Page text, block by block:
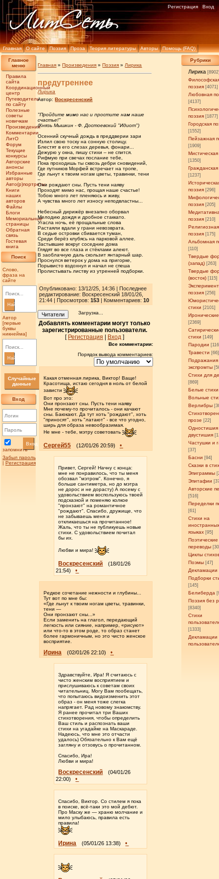
Главная О сайте Поэзия Проза Теория литературы Авторы Помощь (FAQ)
Регистрация Вход
Главное
меню
Правила
сайта
Координационный
центр
Путеводитель
по сайту
Полезные
советы
новичкам
Произведения
Комментарии
ЛитО
Форум
Текущие
конкурсы
Авторские
анонсы
Избранные
авторы
Авто(р)портреты
Книги
наших
авторов
Файлы
Блоги
Мемориальные
страницы
Обратная
связь
Гостевая
книга
Поиск
Слово,
фраза на
сайте
Найти
Автор
[первые
буквы
никнейма]
Найти
Случайные
данные
Вход
запомнить
Вход
Забыл пароль
| Регистрация
Рубрики
Лирика
поэзия [4071]
Любовная
[4137]
поэзия [1877]
Городская
[1552]
Пейзажная
[1909]
Мистическая
[1350]
Гражданская
[1237]
поэзия [296]
поэзия [205]
поэзия [210]
Религиозная
поэзия [175]
Альбомная
[110]
Твердые
(запад) [263]
Твердые
(восток) [115]
поэзия [256]
стихи [2101]
[2369]
стихи [149]
Пародии
Травести [66]
Подражания
экспромты
Стихи для
[869]
Белые стихи
Вольные
Верлибры
прозе [22]
Одностишия
двустишия
Частушки и
[37]
Басни [94]
Сказки в
Эпиграммы
Эпитафии
Авторские
[516]
Переделки
[61]
Стихи на
языках [95]
Поэтические
переводы
Циклы
Поэмы [47]
Декламации
Подборки
[145]
Белиберда
Поэзия без
[8340]
Стихи
[1333]
Декламации
Главная »Произведения »Поэзия » Лирика
предутреннее
Лирика
Автор:Воскресенский
"Пройдите мимо нас и простите нам наше
счастье!"
(Князь Мышкин - Ф. Достоевский "Идиот")
Осенний скучный дождь в преддверии зари
Излил свою тоску на сонную столицу.
Блестят в его слезах деревья, фонари...
Дежурю у окна, пишу стихи – не спится.
Рифмую при свечах послание тебе,
Пока проходишь ты сквозь дебри сновидений,
Где путников Морфей встречает на тропе,
Где льнут к твоим ногам цветы, травинки, тени
–
Они рождают сны. Пусть тени наяву
Проходят мимо нас, прощая наше счастье!
Тобою много лет пленяюсь и живу,
А чувства много лет износу неподвластны...
Небесный дирижёр внезапно оборвал
Мелодию дождя и дробное стаккато.
Угасла ночь, её прощальные слова
Растаяли вдали у грани невозврата.
В седые островки сбивается туман,
Среди берёз клубясь на парковой аллее.
Застывшие вокруг соседние дома
Глядят во все глаза и стёклами алеют.
В заоблачную даль скользит янтарный шар.
Проснулся ветерок у дома на пригорке,
Порывисто вздохнул и начал не спеша
Пролистывать листву из утренней подборки.
Опубликовано: 13/12/25, 14:36 | Последнее
редактирование: Воскресенский 18/01/26,
21:44 | Просмотров: 153| Комментариев: 10
Читатели Загрузка...
Добавлять комментарии могут только
зарегистрированные пользователи.
[ Регистрация Вход]
Все комментарии:
Порядок вывода комментариев:
Какая отменная лирика, Виктор! Ваще!
Красотища, истаю сегодня в ноль от белой
зависти
Вот про это:
Они пронзают сны. Пусть тени наяву
Мне почему-то прочиталось - они качают
сны. Баюкают. Да тут хоть "рождают", хоть
"приносят", хоть "латают" - все что угодно,
ширь для образа невообразимая.
Не мне - тебе, мэтру советовать
Сергей55 (12/01/26 20:59) •
Привет, Сергей! Начну с конца:
мне не понравилось, что ты меня
обозвал "мэтром". Конечно, я
больше сантиметра, но до мэтра
не дорос и не дорасту) А посему с
удовольствием воспользуюсь твоей
подсказкой и поменяю колкое
"пронзают" на романтичное
"рождают". Спасибо, дружище, что
не забываешь меня и
откликаешься на прочитанное!
Жаль, что ты не публикуешь новые
стихи. С удовольствием почитал
бы их.
Любви и мира!
Воскресенский
(18/01/26
21:54)
•
Редкое сочетание нежности и глубины...
Тут вот по мне бы:
«Где льнут к твоим ногам цветы, травинки,
тени —
Они пронзают сны...»
​Если заменить на глагол, передающий
легкость или сияние, например, «рисуют»
или что-то в этом роде, то образ станет
более гармоничным, но это чисто женское
восприятие.
Ирина (02/01/26 22:10) •
Здравствуйте, Ира! Я считаюсь с
чисто женским восприятием и
прислушиваюсь к советам своих
читательниц. Могу Вам пообещать,
что попытаюсь видоизменить этот
образ - он меня тоже слегка
напрягает. Рад новому знакомству.
Я ранее прочитал три Ваших
стихотворения, чтобы определить
Ваш стиль и распознать ваши
стихи на угадайке на Маскараде.
Надеюсь, что мне это отчасти
удалось) Обязательно к Вам ещё
загляну и отзовусь о прочитанном.
Спасибо, Ира!
Любви и мира!
Воскресенский
(04/01/26
22:00)
•
Спасибо, Виктор. Со стилем я пока
в поиске, всё-таки это мой дебют.
Про Маску же — храню молчание и
мило улыбаюсь, правила есть
правила!
Ирина (05/01/26 13:38) •